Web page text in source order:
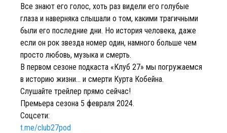
Все знают его голос, хоть раз видели его голубые
глаза и наверняка слышали о том, какими трагичными
были его последние дни. Но история человека, даже
если он рок звезда номер один, намного больше чем
просто любовь, музыка и смерть.
В первом сезоне подкаста «Клуб 27» мы погружаемся
в историю жизни… и смерти Курта Кобейна.
Слушайте трейлер прямо сейчас!
Премьера сезона 5 февраля 2024.
Соцсети:
t.me/club27pod